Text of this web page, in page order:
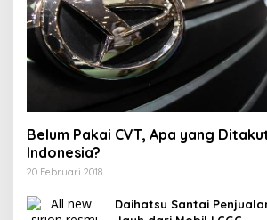
Belum Pakai CVT, Apa yang
Indonesia?
20 Februari 2018
Daihatsu Santai